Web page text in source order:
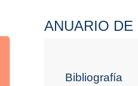
ANUARIO DE
Bibliografía